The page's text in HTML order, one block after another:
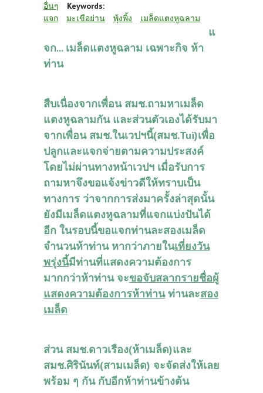
อื่นๆ
Keywords:
แจก
มะเขือย่าน พุ้งพิ้ง เมล็ดแตงหูฉลาม
แ
จก... เมล็ดแตงหูฉลาม เฉพาะกิจ ห้า
ท่าน
สืบเนื่องจากเพื่อน สมช.ถามหาเมล็ด
แตงหูฉลามกัน และส่วนตัวเองได้รับมา
จากเพื่อน สมช.ในเวปฯนี้(สมช.Tui)เพื่อ
ปลูกและแจกจ่ายตามความประสงค์
โดยไม่ผ่านทางหน้าเวปฯ เมื่อรับการ
ถามหาจึงขอแจ้งข่าวดีให้ทราบเป็น
ทางการ ว่าจากการส่งมาครั้งล่าสุดนั้น
ยังมีเมล็ดแตงหูฉลามที่แจกแบ่งปันได้
อีก ในรอบนี้ขอแจกท่านละสองเมล็ด
จำนวนห้าท่าน หากว่าภายในเที่ยงวัน
พรุ่งนี้มีท่านที่แสดงความต้องการ
มากกว่าห้าท่าน จะขอจับสลากรายชื่อผู้
แสดงความต้องการห้าท่านท่านละสอง
เมล็ด
ส่วน สมช.ดาวเรือง(ห้าเมล็ด)และ
สมช.ศิรินันท์(สามเมล็ด) จะจัดส่งให้เลย
พร้อม ๆ กัน กับอีกห้าท่านข้างต้น